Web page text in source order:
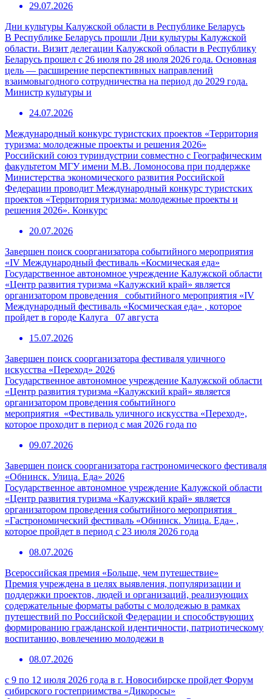
29.07.2026
Дни культуры Калужской области в Республике Беларусь
В Республике Беларусь прошли Дни культуры Калужской
области. Визит делегации Калужской области в Республику
Беларусь прошел с 26 июля по 28 июля 2026 года. Основная
цель — расширение перспективных направлений
взаимовыгодного сотрудничества на период до 2029 года.
Министр культуры и
24.07.2026
Международный конкурс туристских проектов «Территория
туризма: молодежные проекты и решения 2026»
Российский союз туриндустрии совместно с Географическим
факультетом МГУ имени М.В. Ломоносова при поддержке
Министерства экономического развития Российской
Федерации проводит Международный конкурс туристских
проектов «Территория туризма: молодежные проекты и
решения 2026». Конкурс
20.07.2026
Завершен поиск соорганизатора событийного мероприятия
«IV Международный фестиваль «Космическая еда»
Государственное автономное учреждение Калужской области
«Центр развития туризма «Калужский край» является
организатором проведения событийного мероприятия «IV
Международный фестиваль «Космическая еда» , которое
пройдет в городе Калуга 07 августа
15.07.2026
Завершен поиск соорганизатора фестиваля уличного
искусства «Переход» 2026
Государственное автономное учреждение Калужской области
«Центр развития туризма «Калужский край» является
организатором проведения событийного
мероприятия «Фестиваль уличного искусства «Переход»,
которое проходит в период с мая 2026 года по
09.07.2026
Завершен поиск соорганизатора гастрономического фестиваля
«Обнинск. Улица. Еда» 2026
Государственное автономное учреждение Калужской области
«Центр развития туризма «Калужский край» является
организатором проведения событийного мероприятия
«Гастрономический фестиваль «Обнинск. Улица. Еда» ,
которое пройдет в период с 23 июля 2026 года
08.07.2026
Всероссийская премия «Больше, чем путешествие»
Премия учреждена в целях выявления, популяризации и
поддержки проектов, людей и организаций, реализующих
содержательные форматы работы с молодежью в рамках
путешествий по Российской Федерации и способствующих
формированию гражданской идентичности, патриотическому
воспитанию, вовлечению молодежи в
08.07.2026
с 9 по 12 июля 2026 года в г. Новосибирске пройдет Форум
сибирского гостеприимства «Дикоросы»